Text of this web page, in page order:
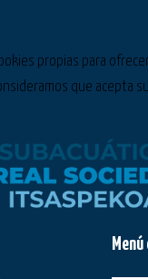
propias para
que acepta